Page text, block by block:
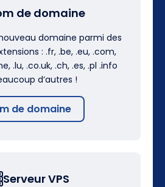
de domaine
domaine parmi des
: .fr, .be, .eu, .com,
.lu, .co.uk, .ch, .es, .pl .info
d’autres !
de domaine
Serveur VPS